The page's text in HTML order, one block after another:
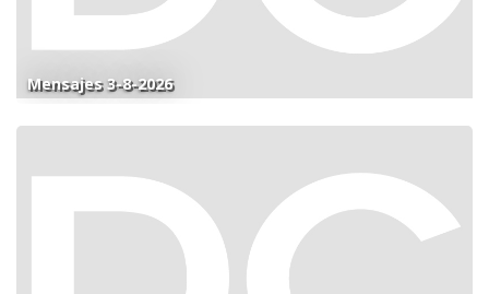
Mensajes 3-8-2026